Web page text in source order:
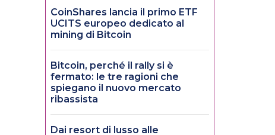
CoinShares lancia il primo ETF
UCITS europeo dedicato al
mining di Bitcoin
Bitcoin, perché il rally si è
fermato: le tre ragioni che
spiegano il nuovo mercato
ribassista
Dai resort di lusso alle